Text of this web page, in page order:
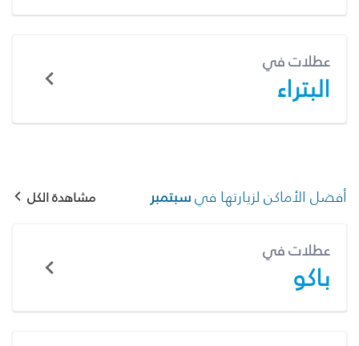
عطلات في
البتراء
أفضل الأماكن لزيارتها فيسبتمبر مشاهدة الكل
عطلات في
باكو